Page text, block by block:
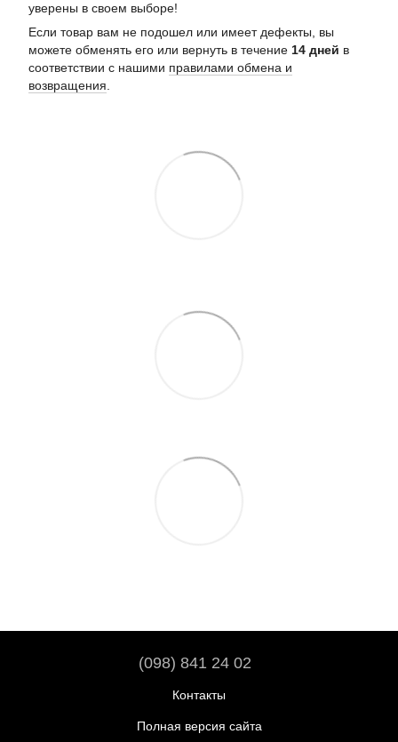
уверены в своем выборе!
Если товар вам не подошел или имеет дефекты, вы
можете обменять его или вернуть в течение 14 дней в
соответствии с нашими правилами обмена и
возвращения
(098) 841 24 02
Контакты
Полная версия сайта